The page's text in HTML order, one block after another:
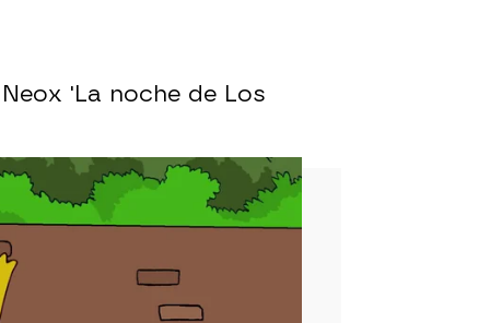
'La noche de Los